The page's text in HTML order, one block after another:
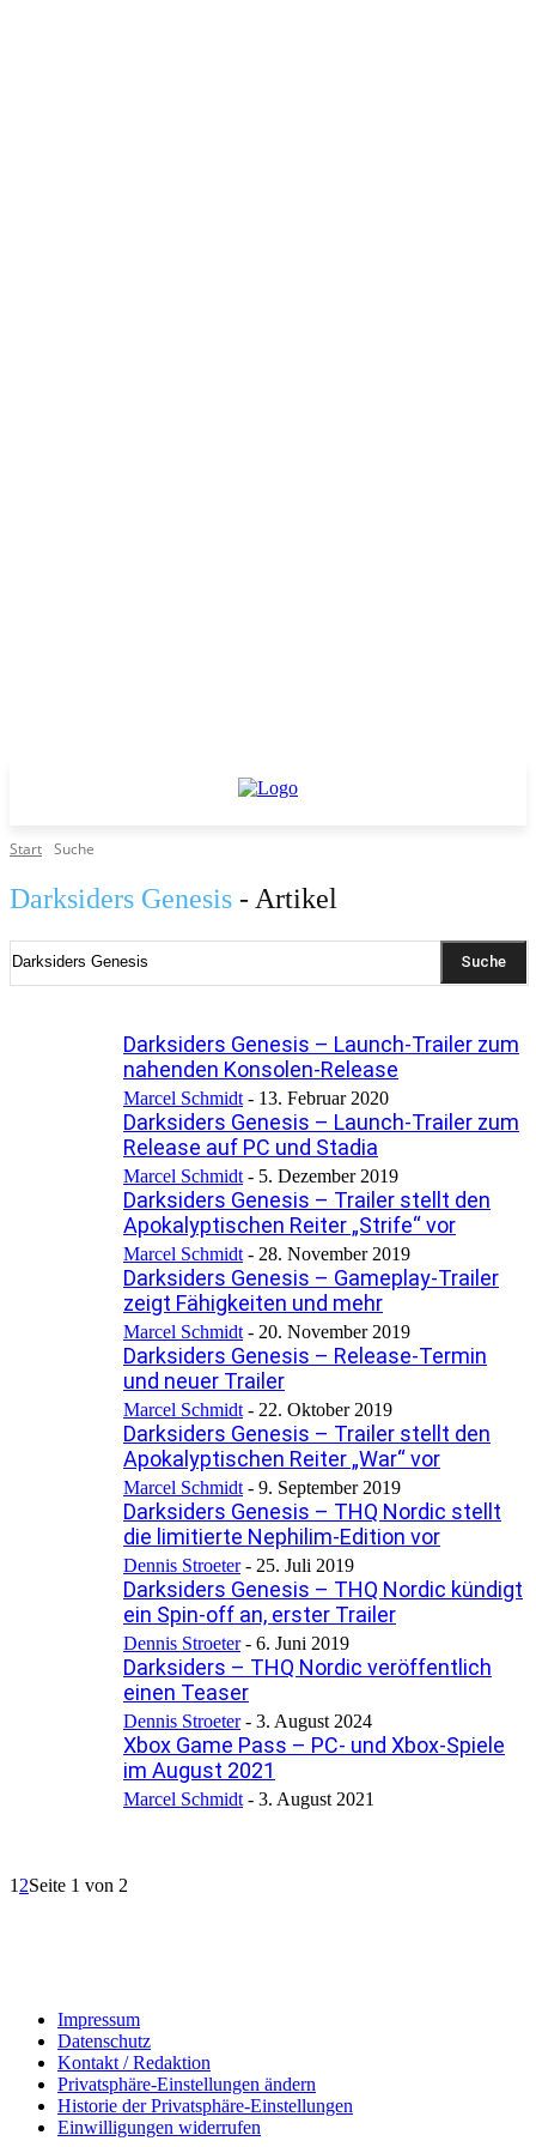
Start Suche
Darksiders Genesis - Artikel
Suche
Darksiders Genesis – Launch-Trailer zum
nahenden Konsolen-Release
Marcel Schmidt - 13. Februar 2020
Darksiders Genesis – Launch-Trailer zum
Release auf PC und Stadia
Marcel Schmidt - 5. Dezember 2019
Darksiders Genesis – Trailer stellt den
Apokalyptischen Reiter „Strife“ vor
Marcel Schmidt - 28. November 2019
Darksiders Genesis – Gameplay-Trailer
zeigt Fähigkeiten und mehr
Marcel Schmidt - 20. November 2019
Darksiders Genesis – Release-Termin
und neuer Trailer
Marcel Schmidt - 22. Oktober 2019
Darksiders Genesis – Trailer stellt den
Apokalyptischen Reiter „War“ vor
Marcel Schmidt - 9. September 2019
Darksiders Genesis – THQ Nordic stellt
die limitierte Nephilim-Edition vor
Dennis Stroeter - 25. Juli 2019
Darksiders Genesis – THQ Nordic kündigt
ein Spin-off an, erster Trailer
Dennis Stroeter - 6. Juni 2019
Darksiders – THQ Nordic veröffentlich
einen Teaser
Dennis Stroeter - 3. August 2024
Xbox Game Pass – PC- und Xbox-Spiele
im August 2021
Marcel Schmidt - 3. August 2021
1 2Seite 1 von 2
Impressum
Datenschutz
Kontakt / Redaktion
Privatsphäre-Einstellungen ändern
Historie der Privatsphäre-Einstellungen
Einwilligungen widerrufen